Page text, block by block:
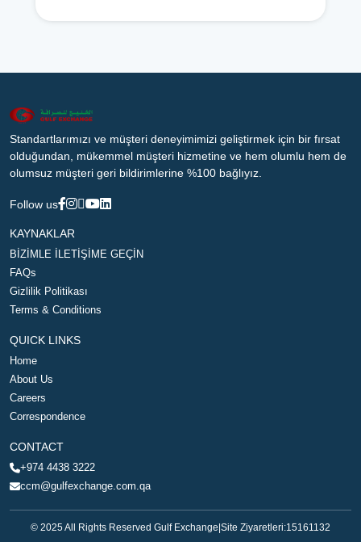
Standartlarımızı ve müşteri deneyimimizi geliştirmek için bir fırsat
olduğundan, mükemmel müşteri hizmetine ve hem olumlu hem de
olumsuz müşteri geri bildirimlerine %100 bağlıyız.
Follow us
KAYNAKLAR
BİZİMLE İLETİŞİME GEÇİN
FAQs
Gizlilik Politikası
Terms & Conditions
QUICK LINKS
Home
About Us
Careers
Correspondence
CONTACT
+974 4438 3222
ccm@gulfexchange.com.qa
© 2025 All Rights Reserved Gulf Exchange Site Ziyaretleri:15161132